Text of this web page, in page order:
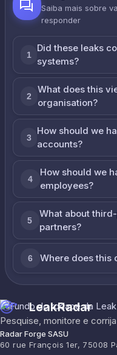
Saiba mais sobre
responder
1
Did these leaks
systems?
2
What does this
organisation?
3
How should we
accounts?
4
How should we
employees?
5
What about
partners?
6 Where does this
LeakRadar
Pesquise, monitore e
Radar Forge SASU
60 rue François 1er, 75008